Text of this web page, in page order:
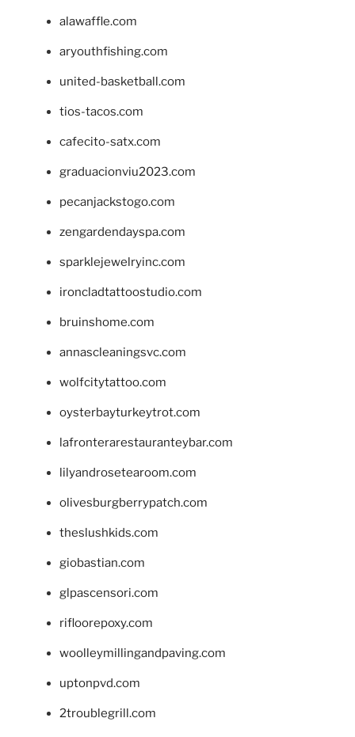
alawaffle.com
aryouthfishing.com
united-basketball.com
tios-tacos.com
cafecito-satx.com
graduacionviu2023.com
pecanjackstogo.com
zengardendayspa.com
sparklejewelryinc.com
ironcladtattoostudio.com
bruinshome.com
annascleaningsvc.com
wolfcitytattoo.com
oysterbayturkeytrot.com
lafronterarestauranteybar.com
lilyandrosetearoom.com
olivesburgberrypatch.com
theslushkids.com
giobastian.com
glpascensori.com
rifloorepoxy.com
woolleymillingandpaving.com
uptonpvd.com
2troublegrill.com